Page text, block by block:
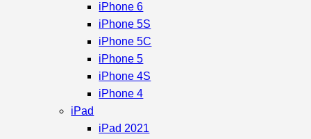
iPhone 6
iPhone 5S
iPhone 5C
iPhone 5
iPhone 4S
iPhone 4
iPad
iPad 2021